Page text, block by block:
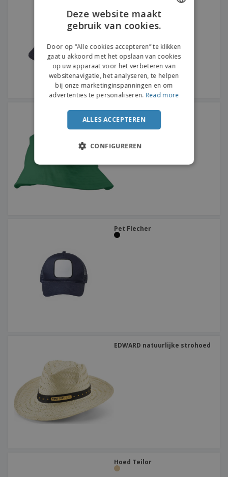
Katoenen panama
Pet Flecher
EDWARD natuurlijke strohoed
Hoed Teilor
ENGLISH
DUTCH
PORTUGUESE
SPANISH
ITALIAN
Deze website maakt
gebruik van cookies.
Door op “Alle cookies accepteren” te klikken
gaat u akkoord met het opslaan van cookies
op uw apparaat voor het verbeteren van
websitenavigatie, het analyseren, te helpen
bij onze marketinginspanningen en om
advertenties te personaliseren. Read more
ALLES ACCEPTEREN
CONFIGUREREN